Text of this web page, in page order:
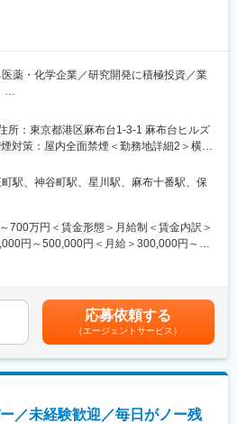
事
ジーに直接貢献できる仕事です。
通勤可など福利厚生も充実しており、安定
。残業は月平均20時間程度です。
る業務
医薬・化学企業／研究開発に積極投資／業
の現場作業やMilli-Qのメンテナンスを行
社エンジニアの改善提案/教育を担当いた
装置
大学、官公庁、病院
数件程度（定期点検）
繋がりやすい環境です。
他メンバーと調整し、関東近郊1～2県＋
担当いただく想定です。コーディネータ
う出張が月にして10日前後
会社が担当しているため、基本的には緊
/精製技術やレギュレーション、コンサル
所：東京都港区麻布台1-3-1 麻布台ヒルズ
対策：屋内全面禁煙＜勤務地詳細2＞横浜
：神奈川県横浜市保土ヶ谷区神戸町
ク ウエストタワー2階勤務地最寄駅：相
対策：屋内全面禁煙変更の範囲：会社の
駅、神谷町駅、星川駅、麻布十番駅、保
700万円＜賃金形態＞月給制＜賃金内訳＞
円～500,000円＜月給＞300,000円～
て上下する可能性があります。月給(月額)は
す。
応募依頼する
（エージェントサービス）
／未経験歓迎／毎日がノー残